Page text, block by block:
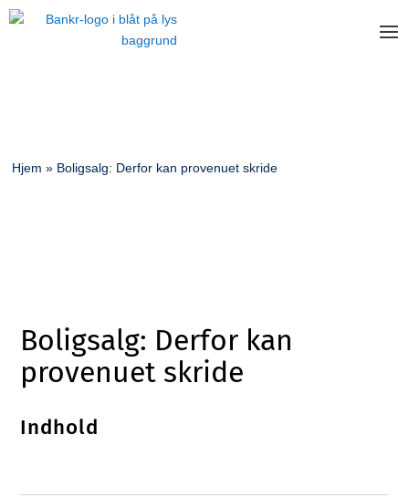
Hjem » Boligsalg: Derfor kan provenuet skride
Boligsalg: Derfor kan
provenuet skride
Indhold